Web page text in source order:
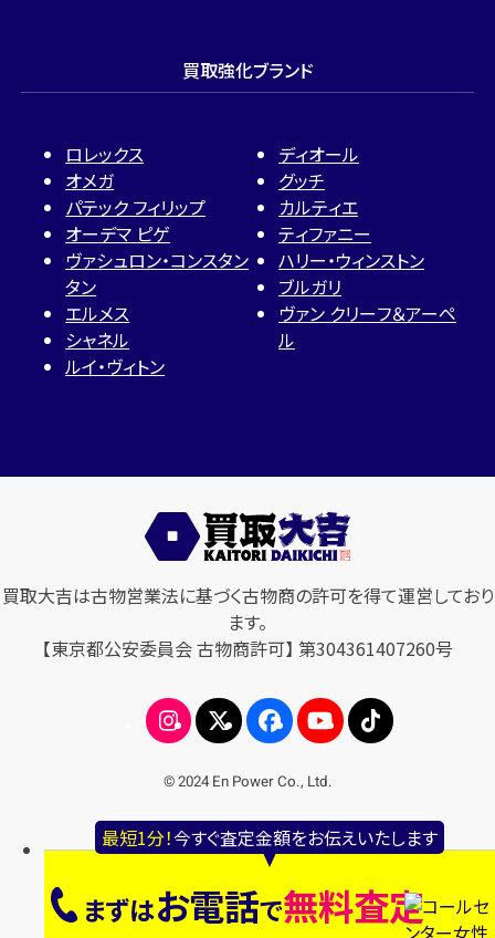
最短1分！今すぐ査定金額をお伝えいたします
まずはお電話で無料査定
買取強化ブランド
ロレックス
オメガ
パテック フィリップ
オーデマ ピゲ
ヴァシュロン・コンスタン
タン
エルメス
シャネル
ルイ・ヴィトン
ディオール
グッチ
カルティエ
ティファニー
ハリー・ウィンストン
ブルガリ
ヴァン クリーフ＆アーペ
ル
買取大吉は古物営業法に基づく古物商の許可を得て運営しており
ます。
【東京都公安委員会 古物商許可】 第304361407260号
© 2024 En Power Co., Ltd.